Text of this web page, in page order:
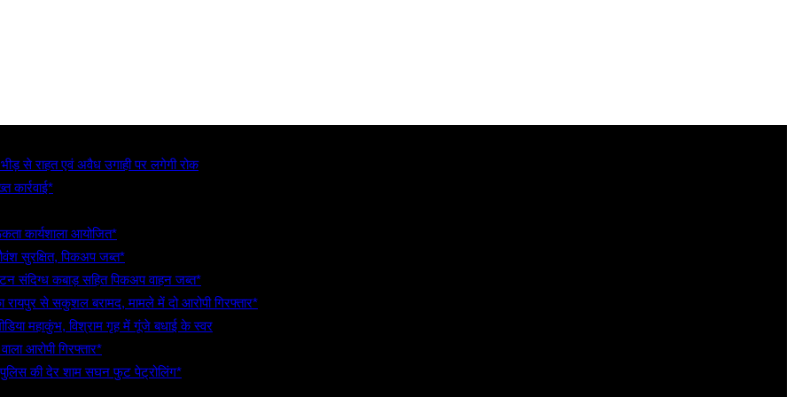
से राहत एवं अवैध उगाही पर लगेगी रोक
कार्रवाई*
कार्यशाला आयोजित*
सुरक्षित, पिकअप जब्त*
संदिग्ध कबाड़ सहित पिकअप वाहन जब्त*
से सकुशल बरामद, मामले में दो आरोपी गिरफ्तार*
महाकुंभ, विश्राम गृह में गूंजे बधाई के स्वर
आरोपी गिरफ्तार*
पुलिस की देर शाम सघन फुट पेट्रोलिंग*